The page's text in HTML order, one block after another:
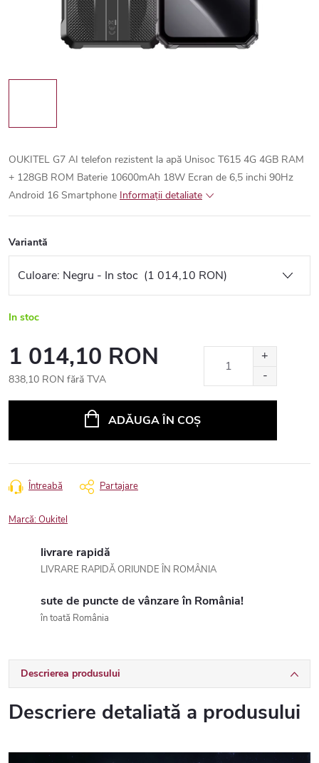
OUKITEL G7 AI telefon rezistent la apă Unisoc T615 4G 4GB RAM
+ 128GB ROM Baterie 10600mAh 18W Ecran de 6,5 inchi 90Hz
Android 16 Smartphone Informaţii detaliate
Variantă
In stoc
1 014,10 RON
838,10 RON fără TVA
ADĂUGA ÎN COŞ
Întreabă Partajare
Marcă:Oukitel
livrare rapidă
LIVRARE RAPIDĂ ORIUNDE ÎN ROMÂNIA
sute de puncte de vânzare în România!
în toată România
Descrierea produsului
Descriere detaliată a produsului